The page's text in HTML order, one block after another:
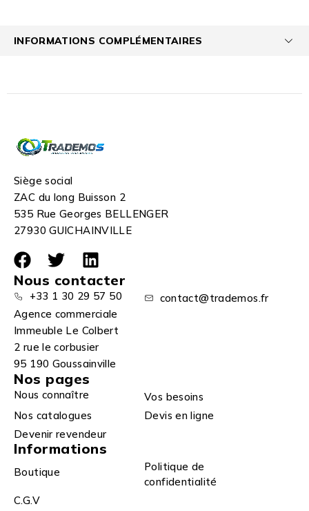
INFORMATIONS COMPLÉMENTAIRES
Siège social
ZAC du long Buisson 2
535 Rue Georges BELLENGER
27930 GUICHAINVILLE
Nous contacter
+33 1 30 29 57 50
contact@trademos.fr
Agence commerciale
Immeuble Le Colbert
2 rue le corbusier
95 190 Goussainville
Nos pages
Nous connaître
Vos besoins
Nos catalogues
Devis en ligne
Devenir revendeur
Informations
Boutique
Politique de
confidentialité
C.G.V